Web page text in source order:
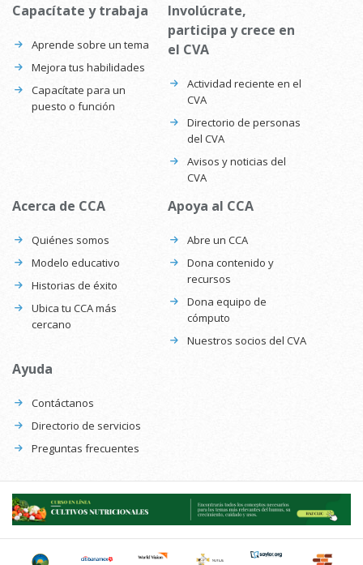
Capacítate y trabaja
Aprende sobre un tema
Mejora tus habilidades
Capacítate para un
puesto o función
Involúcrate,
participa y crece en
el CVA
Actividad reciente en el
CVA
Directorio de personas
del CVA
Avisos y noticias del
CVA
Acerca de CCA
Quiénes somos
Modelo educativo
Historias de éxito
Ubica tu CCA más
cercano
Apoya al CCA
Abre un CCA
Dona contenido y
recursos
Dona equipo de
cómputo
Nuestros socios del CVA
Ayuda
Contáctanos
Directorio de servicios
Preguntas frecuentes